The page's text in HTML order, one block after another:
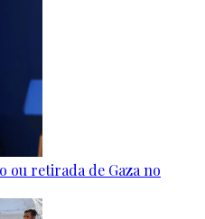
ou retirada de Gaza no